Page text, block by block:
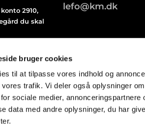
bruger cookies
til at tilpasse vores indhold og
trafik. Vi deler også oplysninger
sociale medier,
data med andre oplysninger, du har
2910,
du skal
lefo@km.dk